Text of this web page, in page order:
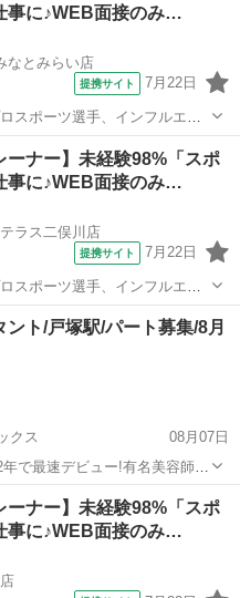
事に♪WEB面接のみ…
なとみらい店
提携サイト 7月22日
スポーツ選手、インフルエン
りや腰痛などの悩みを改善し
す！ <お仕事の流れ
エステ
ーナー】未経験98%「スポ
事に♪WEB面接のみ…
ラス二俣川店
提携サイト 7月22日
スポーツ選手、インフルエン
りや腰痛などの悩みを改善し
す！ <お仕事の流れ
ント/戸塚駅/パート募集/8月
クス
08月07日
で最速デビュー!有名美容師か
<仕事内容> アシスタント業務
ポートを中心に、 基礎技術か
ーナー】未経験98%「スポ
事に♪WEB面接のみ…